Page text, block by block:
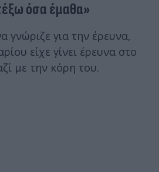
όσα έμαθα»
γνώριζε για την έρευνα,
είχε γίνει έρευνα στο
με την κόρη του.